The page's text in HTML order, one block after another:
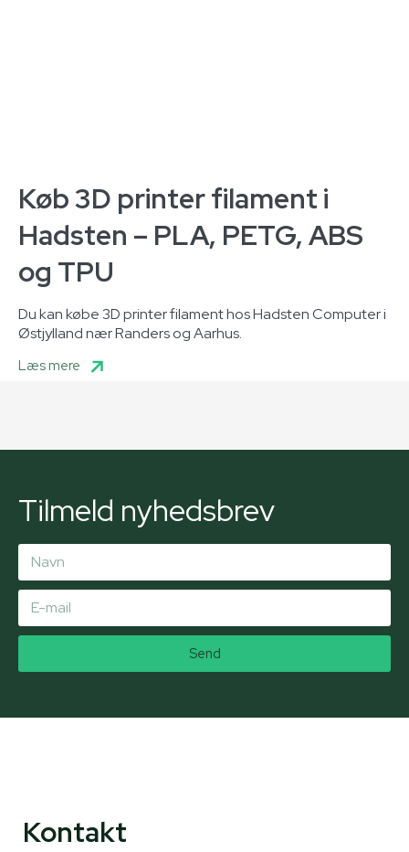
Køb 3D printer filament i
Hadsten – PLA, PETG, ABS
og TPU
Du kan købe 3D printer filament hos Hadsten Computer i
Østjylland nær Randers og Aarhus.
Læs mere
Tilmeld nyhedsbrev
Send
Kontakt